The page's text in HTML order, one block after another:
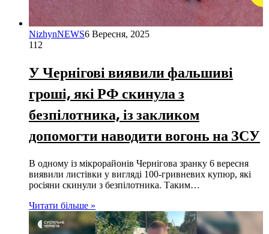
NizhynNEWS6 Вересня, 2025
112
У Чернігові виявили фальшиві
гроші, які РФ скинула з
безпілотника, із закликом
допомогти наводити вогонь на ЗСУ
В одному із мікрорайонів Чернігова зранку 6 вересня
виявили листівки у вигляді 100-гривневих купюр, які
росіяни скинули з безпілотника. Таким…
Читати більше »